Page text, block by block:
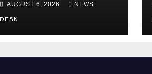
जिलाध्यक्ष
AUGUST 6, 2026 NEWS
DESK